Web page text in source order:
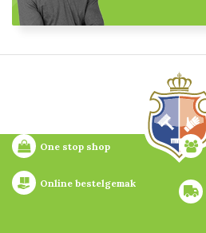
One stop shop
Online bestelgemak